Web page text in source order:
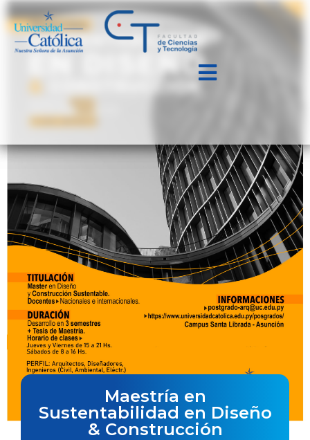
Maestría en
Sustentabilidad en Diseño
& Construcción